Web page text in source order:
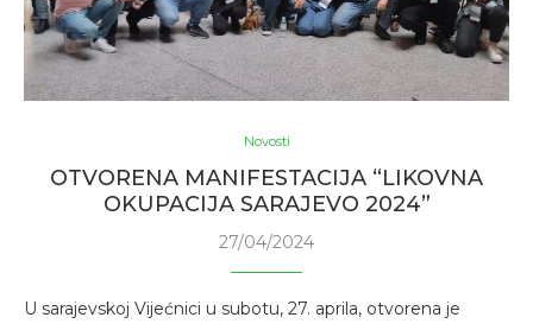
Novosti
OTVORENA MANIFESTACIJA “LIKOVNA
OKUPACIJA SARAJEVO 2024”
27/04/2024
U sarajevskoj Vijećnici u subotu, 27. aprila, otvorena je